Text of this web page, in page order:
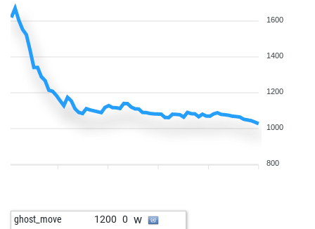
1600
1400
1200
1000
800
ghost_move 1200 0 w